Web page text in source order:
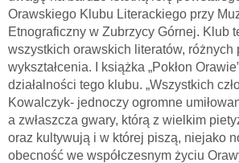
Orawskiego Klubu Literackiego przy
Etnograficzny w Zubrzycy Górnej. Klub
wszystkich orawskich literatów, różnych
wykształcenia. I książka „Pokłon
działalności tego klubu. „Wszystkich
Kowalczyk- jednoczy ogromne
a zwłaszcza gwary, którą z wielkim
oraz kultywują i w której piszą, niejako
obecność we współczesnym życiu